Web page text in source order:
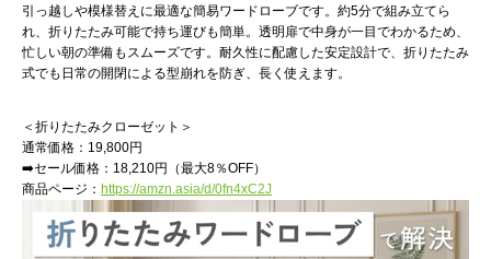
引っ越しや模様替えに最適な簡易ワードローブです。約5分で組み立てら
れ、折りたたみ可能で持ち運びも簡単。透明扉で中身が一目でわかるため、
忙しい朝の準備もスムーズです。耐久性に配慮した安定設計で、折りたたみ
式でも日常の開閉による型崩れを防ぎ、長く使えます。
＜折りたたみクローゼット＞
通常価格：19,800円
➡️セール価格：18,210円（最大8％OFF）
商品ページ： https://amzn.asia/d/0fn4xC2J